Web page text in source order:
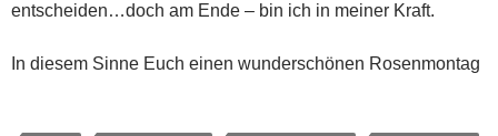
entscheiden…doch am Ende – bin ich in meiner Kraft.
In diesem Sinne Euch einen wunderschönen Rosenmontag